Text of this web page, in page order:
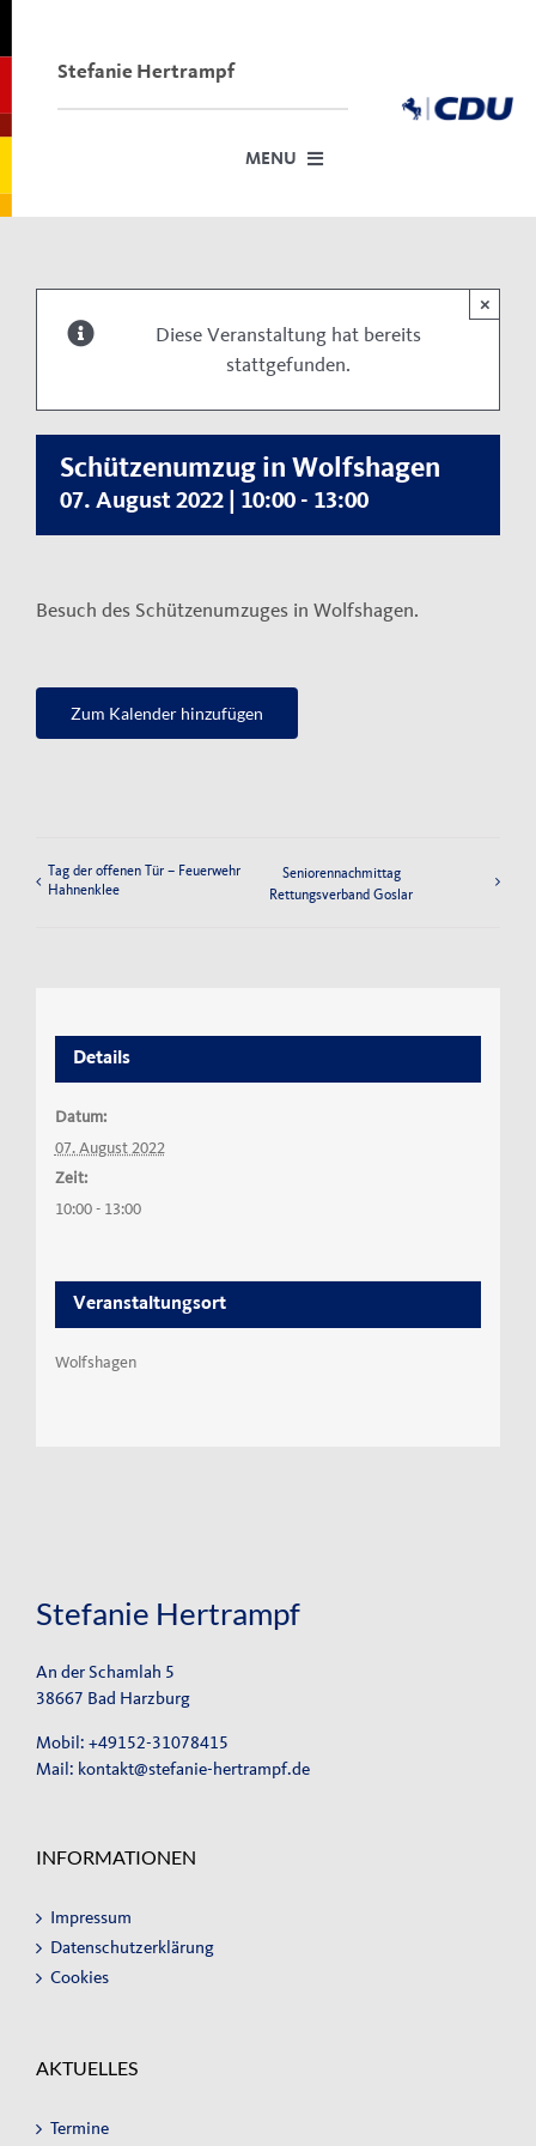
contentStefanie Hertrampf
MENU
Über mich
Dafür stehe ich
Meine Anträge im Stadtrat und Kreistag
Kontakt
Diese Veranstaltung hat bereits
stattgefunden.
×
Schützenumzug in Wolfshagen
07. August 2022 | 10:00 - 13:00
Besuch des Schützenumzuges in Wolfshagen.
Zum Kalender hinzufügen
Tag der offenen Tür – Feuerwehr
Hahnenklee
Seniorennachmittag
Rettungsverband Goslar
Details
Datum:
07. August 2022
Zeit:
10:00 - 13:00
Veranstaltungsort
Wolfshagen
Stefanie Hertrampf
An der Schamlah 5
38667 Bad Harzburg
Mobil: +49152-31078415
Mail: kontakt@stefanie-hertrampf.de
INFORMATIONEN
Impressum
Datenschutzerklärung
Cookies
AKTUELLES
Termine